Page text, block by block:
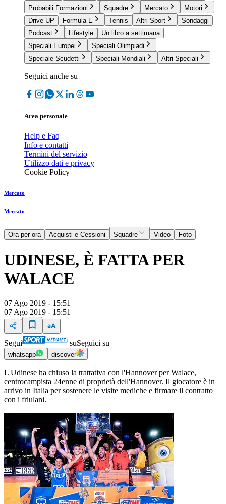
Probabili Formazioni
Squadre Mercato
Motori
Drive UP
Formula E Tennis Altri Sport
Sondaggi
Podcast
Lifestyle
Un libro a settimana
Speciali Europei
Speciali Olimpiadi
Speciale Scudetti
Speciali Mondiali Altri Speciali
Seguici anche su
Area personale
Help e Faq
Info e contatti
Termini del servizio
Utilizzo dati e privacy
Cookie Policy
Mercato
Mercato
Ora per ora Acquisti e Cessioni Squadre Video Foto
UDINESE, È FATTA PER
WALACE
07 Ago 2019 - 15:51
07 Ago 2019 - 15:51
Segui suSeguici su
whatsapp discover
L'Udinese ha chiuso la trattativa con l'Hannover per Walace,
centrocampista 24enne di proprietà dell'Hannover. Il giocatore è in
arrivo in Italia per sostenere le visite mediche e firmare il contratto
con i friulani.